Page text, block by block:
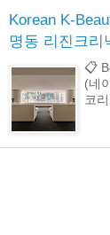
Korean K-
명동 리진크리
📋
(네
코